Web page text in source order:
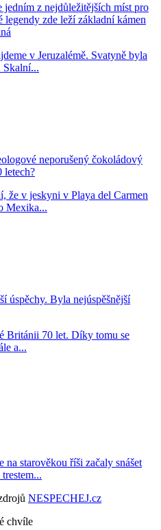
jedním z nejdůležitějších míst pro
legendy zde leží základní kámen
v Jeruzalémě. Svatyně byla
Skalní...
neporušený čokoládový
letech?
v jeskyni v Playa del Carmen
Mexika...
úspěchy. Byla nejúspěšnější
Británii 70 let. Díky tomu se
a...
starověkou říši začaly snášet
NESPECHEJ.cz
chvíle